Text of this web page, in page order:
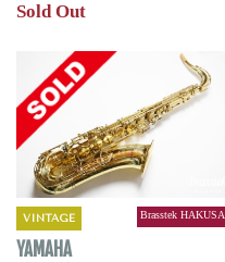
Sold Out
VINTAGE Brasstek
YAMAHA